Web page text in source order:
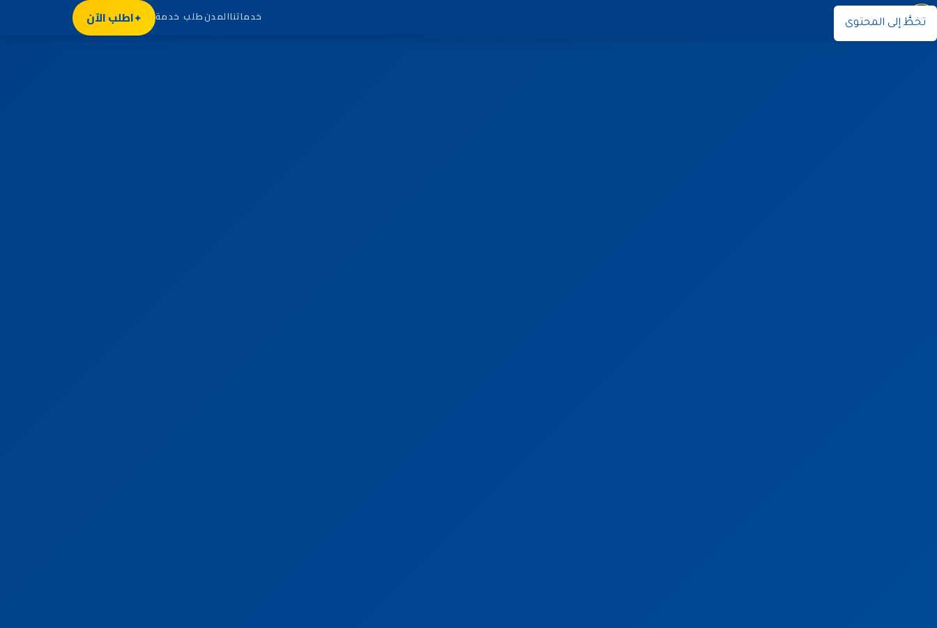
تخطَّ إلى المحتوى خدماتناالمدنطلب خدمة اطلب الآن نوران